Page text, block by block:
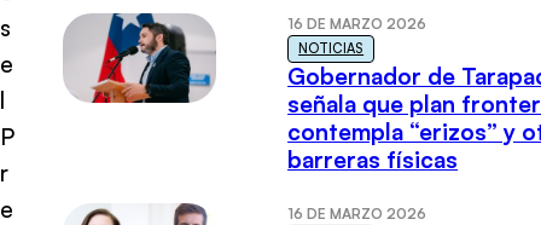
s
e
l
P
r
e
16 DE MARZO 2026
NOTICIAS
Gobernador de
señala que plan
contempla “erizos” y
barreras físicas
16 DE MARZO 2026